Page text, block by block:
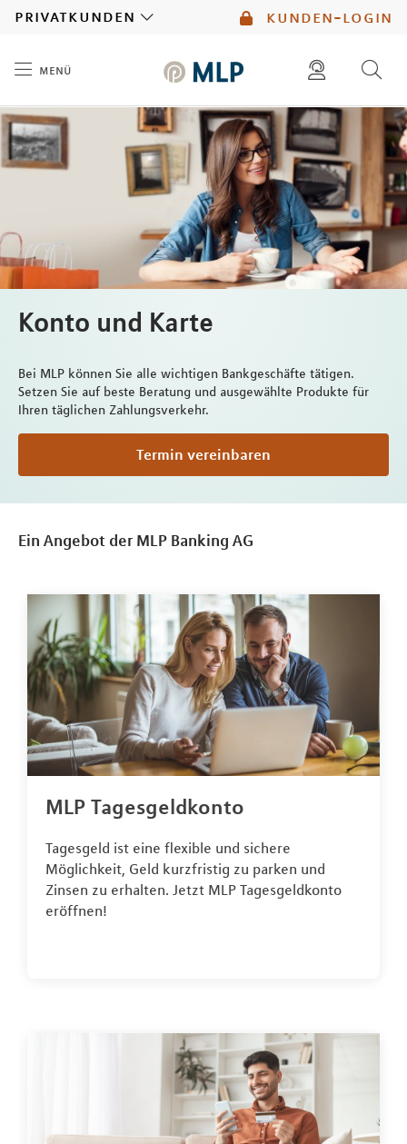
kunden-login
privatkunden
menü
diese website durchsuchen
mlp berater finden
Inhalt
Konto und Karte
Bei MLP können Sie alle wichtigen Bankgeschäfte tätigen.
Setzen Sie auf beste Beratung und ausgewählte Produkte für
Ihren täglichen Zahlungsverkehr.
Termin vereinbaren
Ein Angebot der MLP Banking AG
MLP Tagesgeldkonto
Tagesgeld ist eine flexible und sichere
Möglichkeit, Geld kurzfristig zu parken und
Zinsen zu erhalten. Jetzt MLP Tagesgeldkonto
eröffnen!